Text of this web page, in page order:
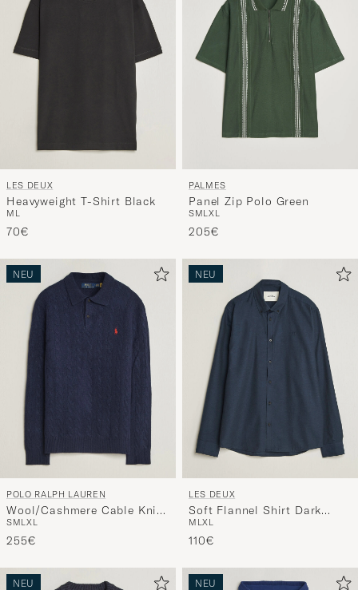
"Mein
aktivieren
und
erleben
eine
Auswahl,
Stil
LES DEUX
Heavyweight T-Shirt Black
M L
70€
PALMES
Panel Zip Polo Green
SMLXL
205€
NEU
POLO RALPH LAUREN
Wool/Cashmere Cable Knit
Polo Hunter Navy
SMLXL
255€
NEU
LES DEUX
Soft Flannel Shirt Dark
Navy
M LXL
110€
NEU NEU